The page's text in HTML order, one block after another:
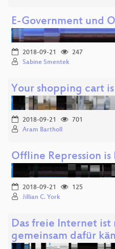
E-Government und
2018-09-21
247
Sabine Smentek
Your shopping cart
2018-09-21
701
Aram Bartholl
Offline Repression
2018-09-21
125
Jillian C. York
Das freie Internet
gemeinsam dafür